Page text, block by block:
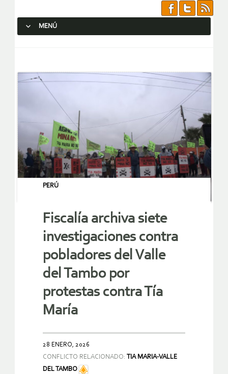
MENÚ
PERÚ
Fiscalía archiva siete
investigaciones contra
pobladores del Valle
del Tambo por
protestas contra Tía
María
28 ENERO, 2026
CONFLICTO RELACIONADO: TIA MARIA-VALLE
DEL TAMBO